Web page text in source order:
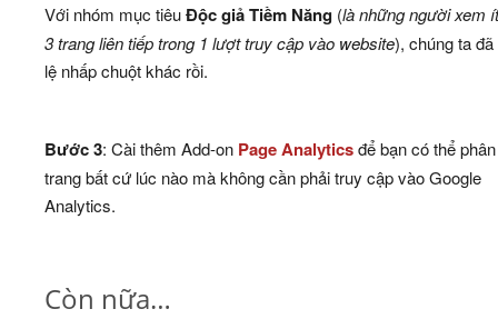
Với nhóm mục tiêuĐộc giả Tiềm Năng (là những người xem
3 trang liên tiếp trong 1 lượt truy cập vào website), chúng ta
lệ nhấp chuột khác rồi.
Bước 3: Cài thêm Add-on Page Analyticsđể bạn có thể
trang bất cứ lúc nào mà không cần phải truy cập vào Google
Analytics.
Còn nữa…